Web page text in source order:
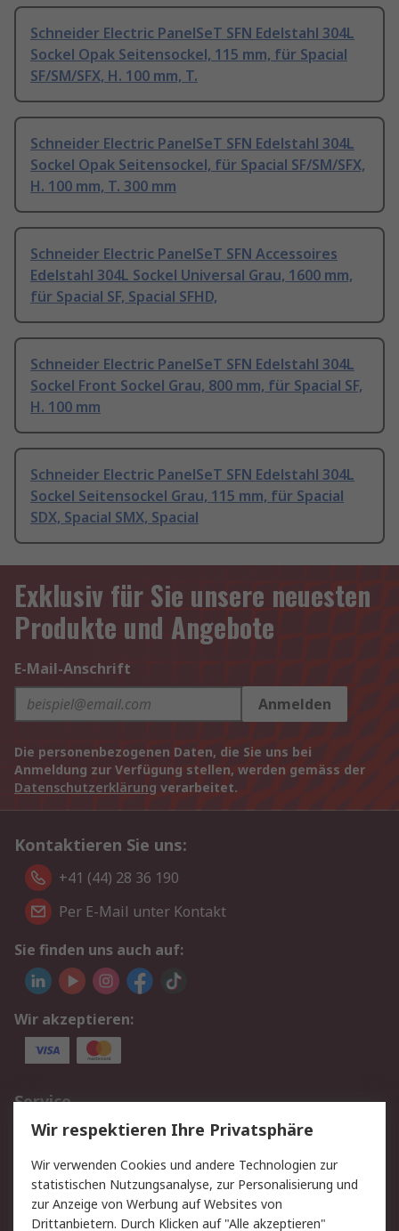
Schneider Electric PanelSeT SFN Edelstahl 304L
Sockel Opak Seitensockel, 115 mm, für Spacial
SF/SM/SFX, H. 100 mm, T.
Schneider Electric PanelSeT SFN Edelstahl 304L
Sockel Opak Seitensockel, für Spacial SF/SM/SFX,
H. 100 mm, T. 300 mm
Schneider Electric PanelSeT SFN Accessoires
Edelstahl 304L Sockel Universal Grau, 1600 mm,
für Spacial SF, Spacial SFHD,
Schneider Electric PanelSeT SFN Edelstahl 304L
Sockel Front Sockel Grau, 800 mm, für Spacial SF,
H. 100 mm
Schneider Electric PanelSeT SFN Edelstahl 304L
Sockel Seitensockel Grau, 115 mm, für Spacial
SDX, Spacial SMX, Spacial
Exklusiv für Sie unsere neuesten
Produkte und Angebote
E-Mail-Anschrift
Anmelden
Die personenbezogenen Daten, die Sie uns bei
Anmeldung zur Verfügung stellen, werden gemäss der
Datenschutzerklärung verarbeitet.
Kontaktieren Sie uns:
+41 (44) 28 36 190
Per E-Mail unter Kontakt
Sie finden uns auch auf:
Wir akzeptieren:
Service
Value Added Services
Lieferlösungen
Rücksendungen
Kontakt
Hilfe
Wir respektieren Ihre Privatsphäre
Wir verwenden Cookies und andere Technologien zur
statistischen Nutzungsanalyse, zur Personalisierung und
zur Anzeige von Werbung auf Websites von
Drittanbietern. Durch Klicken auf "Alle akzeptieren"